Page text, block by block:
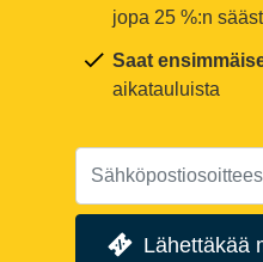
jopa 25 %:n
Saat
aikatauluista
Lähettäkää